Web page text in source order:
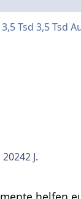
3,5 Tsd
20242 J.